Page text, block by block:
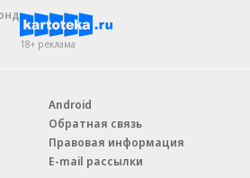
18+ реклама
Android
Обратная связь
Правовая информация
E-mail рассылки